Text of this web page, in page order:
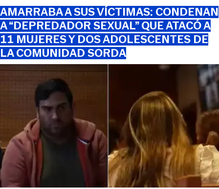
AMARRABA A SUS VÍCTIMAS: CONDENAN
A “DEPREDADOR SEXUAL” QUE ATACÓ A
11 MUJERES Y DOS ADOLESCENTES DE
LA COMUNIDAD SORDA